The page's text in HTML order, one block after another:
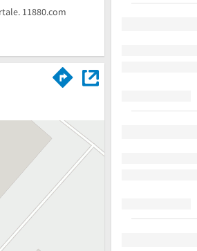
11880.com